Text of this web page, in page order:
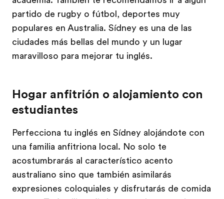
partido de rugby o fútbol, deportes muy
populares en Australia. Sídney es una de las
ciudades más bellas del mundo y un lugar
maravilloso para mejorar tu inglés.
Hogar anfitrión o alojamiento con
estudiantes
Perfecciona tu inglés en Sídney alojándote con
una familia anfitriona local. No solo te
acostumbrarás al característico acento
australiano sino que también asimilarás
expresiones coloquiales y disfrutarás de comida